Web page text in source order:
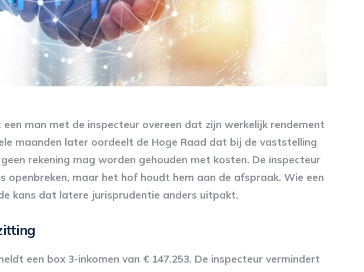
man met de inspecteur overeen dat zijn werkelijk rendement
maanden later oordeelt de Hoge Raad dat bij de vaststelling
rekening mag worden gehouden met kosten. De inspecteur
openbreken, maar het hof houdt hem aan de afspraak. Wie een
kans dat latere jurisprudentie anders uitpakt.
een box 3-inkomen van € 147.253. De inspecteur vermindert